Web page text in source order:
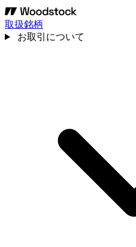
取扱銘柄
お取引について